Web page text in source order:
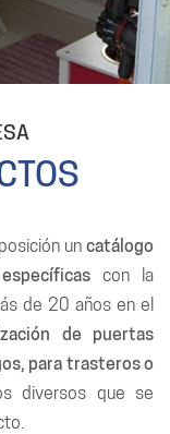
un catálogo
con la
de 20 años en el
de puertas
para trasteros o
diversos que se